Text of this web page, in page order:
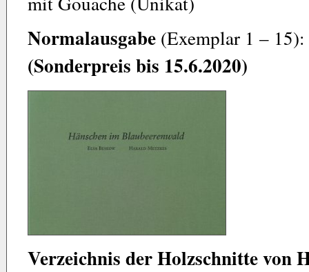
Normalausgabe (Exemplar 1 –
(Sonderpreis bis 15.6.2020)
Verzeichnis der Holzschnitte von